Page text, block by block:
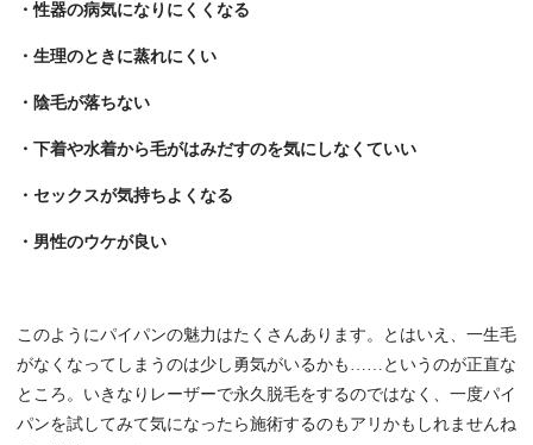
・性器の病気になりにくくなる
・生理のときに蒸れにくい
・陰毛が落ちない
・下着や水着から毛がはみだすのを気にしなくていい
・セックスが気持ちよくなる
・男性のウケが良い
このようにパイパンの魅力はたくさんあります。とはいえ、一生毛
がなくなってしまうのは少し勇気がいるかも……というのが正直な
ところ。いきなりレーザーで永久脱毛をするのではなく、一度パイ
パンを試してみて気になったら施術するのもアリかもしれませんね